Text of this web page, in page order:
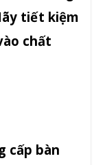
tiết kiệm
chất
cấp bàn